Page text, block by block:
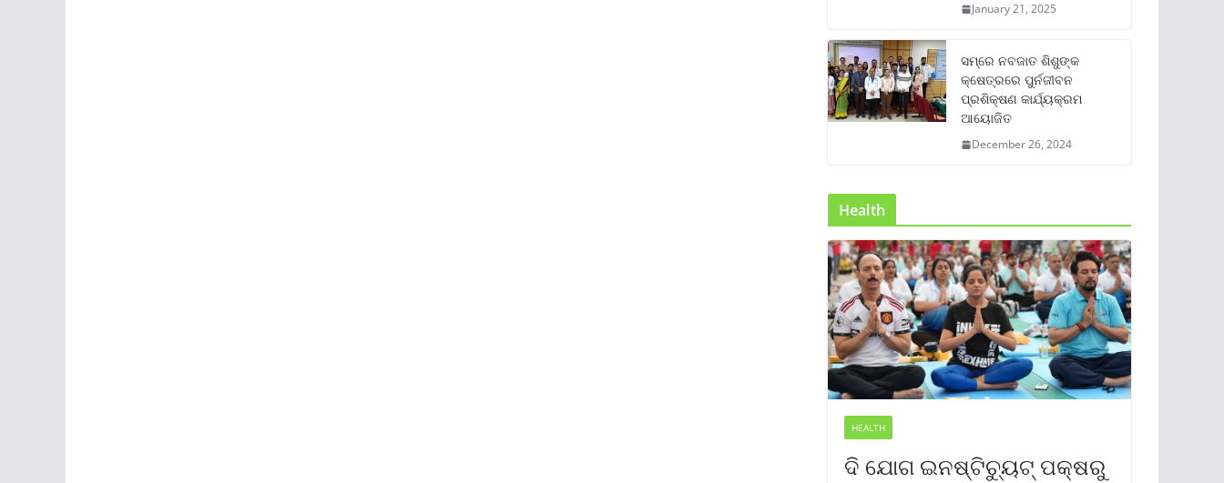
January 21, 2025
ସମ୍‌ରେ ନବଜାତ ଶିଶୁଙ୍କ
କ୍ଷେତ୍ରରେ ପୁର୍ନଜୀବନ
ପ୍ରଶିକ୍ଷଣ କାର୍ଯ୍ୟକ୍ରମ
ଆୟୋଜିତ
December 26, 2024
Health
HEALTH
ଦି ଯୋଗ ଇନଷ୍ଟିଚ୍ୟୁଟ୍ ପକ୍ଷରୁ